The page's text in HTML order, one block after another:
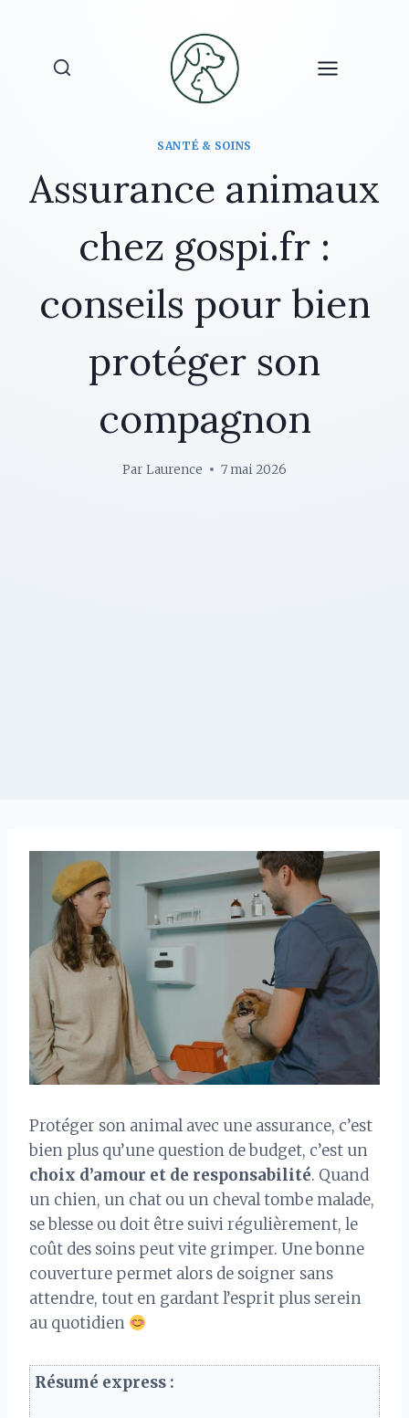
contenu
SANTÉ & SOINS
Assurance animaux
chez gospi.fr :
conseils pour bien
protéger son
compagnon
Par Laurence 7 mai 2026
Protéger son animal avec une assurance, c’est
bien plus qu’une question de budget, c’est un
choix d’amour et de responsabilité. Quand
un chien, un chat ou un cheval tombe malade,
se blesse ou doit être suivi régulièrement, le
coût des soins peut vite grimper. Une bonne
couverture permet alors de soigner sans
attendre, tout en gardant l’esprit plus serein
au quotidien
Résumé express :